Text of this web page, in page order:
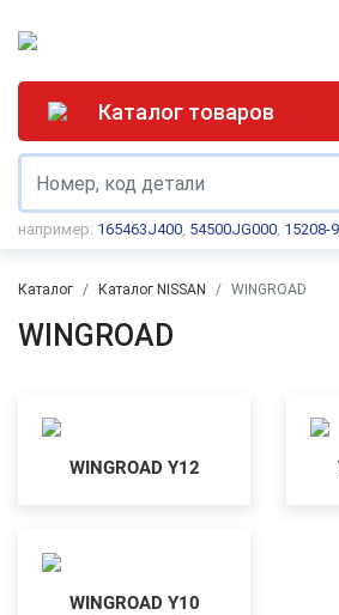
Каталог товаров
например: 165463J400, 54500JG000, 15208-
Каталог Каталог NISSAN WINGROAD
WINGROAD
WINGROAD Y12
WINGROAD Y10